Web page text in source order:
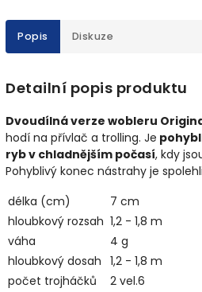
Popis Diskuze
Detailní popis produktu
Dvoudílná verze wobleru
hodí na přívlač a trolling. Je
ryb v chladnějším počasí, kdy
Pohyblivý konec nástrahy je
délka (cm)
7 cm
hloubkový rozsah 1,2 - 1,8 m
váha
4 g
hloubkový dosah 1,2 - 1,8 m
počet trojháčků
2 vel.6